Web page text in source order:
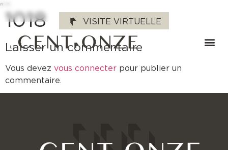
"
VISITE VIRTUELLE
1018
Laisser un commentaire
Vous devez vous connecter pour publier un
commentaire.